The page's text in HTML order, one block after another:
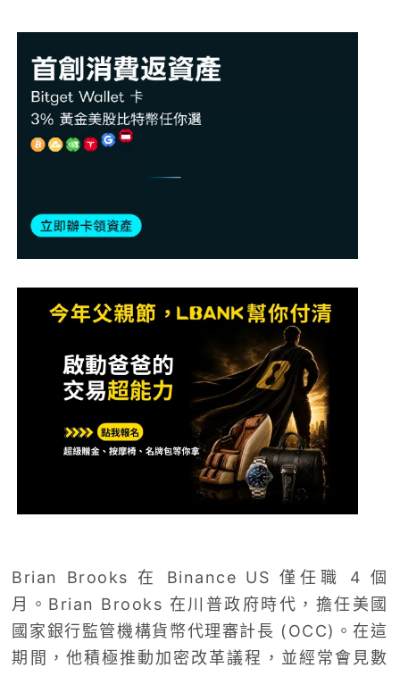
Brian Brooks 在 Binance US 僅任職 4 個
月。Brian Brooks 在川普政府時代，擔任美國
國家銀行監管機構貨幣代理審計長 (OCC)。在這
期間，他積極推動加密改革議程，並經常會見數